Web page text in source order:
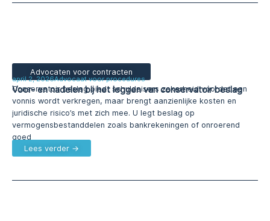
Advocaten voor contracten
april 2, 2026Advocaat voor procedures
Voor- en nadelen bij het leggen van conservatoir beslag
Conservatoir beslag biedt schuldeisers zekerheid voordat een
vonnis wordt verkregen, maar brengt aanzienlijke kosten en
juridische risico’s met zich mee. U legt beslag op
vermogensbestanddelen zoals bankrekeningen of onroerend
goed
Lees verder →